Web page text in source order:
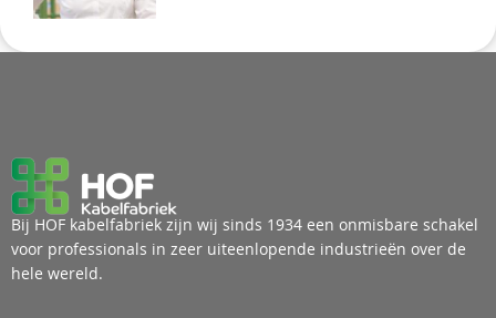
Bij HOF kabelfabriek zijn wij sinds 1934 een onmisbare schakel
voor professionals in zeer uiteenlopende industrieën over de
hele wereld.